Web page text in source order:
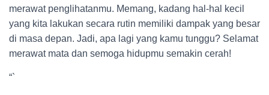
merawat penglihatanmu. Memang, kadang hal-hal kecil
yang kita lakukan secara rutin memiliki dampak yang besar
di masa depan. Jadi, apa lagi yang kamu tunggu? Selamat
merawat mata dan semoga hidupmu semakin cerah!
“`